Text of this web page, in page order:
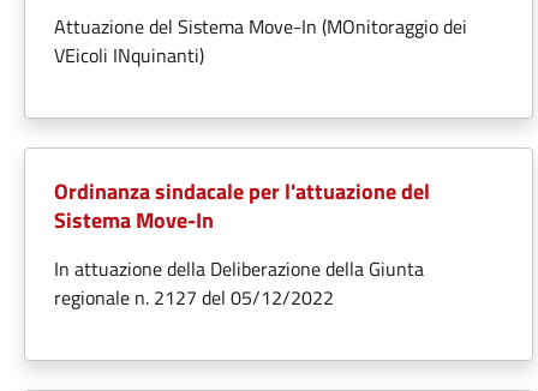
Attuazione del Sistema Move-In (MOnitoraggio dei
VEicoli INquinanti)
Ordinanza sindacale per l'attuazione del
Sistema Move-In
In attuazione della Deliberazione della Giunta
regionale n. 2127 del 05/12/2022